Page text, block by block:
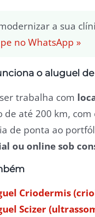
a sua
no WhatsApp »
o aluguel
trabalha com
de até 200 km,
de ponta ao
ou online sob
Criodermis
Scizer